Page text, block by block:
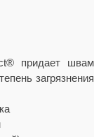
придает швам
загрязнения